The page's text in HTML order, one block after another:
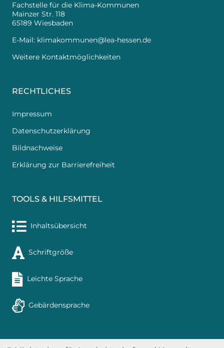
Fachstelle für die Klima-Kommunen
Mainzer Str. 118
65189 Wiesbaden
E-Mail: klimakommunen@lea-hessen.de
Weitere Kontaktmöglichkeiten
RECHTLICHES
Impressum
Datenschutzerklärung
Bildnachweise
Erklärung zur Barrierefreiheit
TOOLS & HILFSMITTEL
Inhaltsübersicht
Schriftgröße
Leichte Sprache
Gebärdensprache